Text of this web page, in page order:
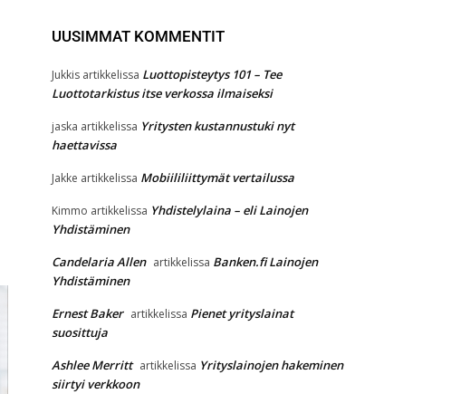
UUSIMMAT KOMMENTIT
Jukkis artikkelissa Luottopisteytys 101 – Tee
Luottotarkistus itse verkossa ilmaiseksi
jaska artikkelissa Yritysten kustannustuki nyt
haettavissa
Jakke artikkelissa Mobiililiittymät vertailussa
Kimmo artikkelissa Yhdistelylaina – eli Lainojen
Yhdistäminen
Candelaria Allen artikkelissa Banken.fi Lainojen
Yhdistäminen
Ernest Baker artikkelissa Pienet yrityslainat
suosittuja
Ashlee Merritt artikkelissa Yrityslainojen hakeminen
siirtyi verkkoon